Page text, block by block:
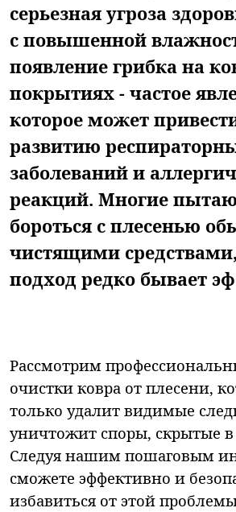
серьезная угроза
с повышенной
появление грибка на
покрытиях - частое
которое может
развитию
заболеваний и
реакций. Многие
бороться с плесенью
чистящими
подход редко бывает
Рассмотрим
очистки ковра от плесени,
только удалит видимые
уничтожит споры, скрытые в
Следуя нашим пошаговым
сможете эффективно и
избавиться от этой